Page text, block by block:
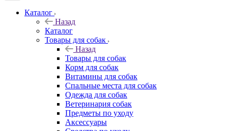
Каталог
Назад
Каталог
Товары для собак
Назад
Товары для собак
Корм для собак
Витамины для собак
Спальные места для собак
Одежда для собак
Ветеринария собак
Предметы по уходу
Аксессуары